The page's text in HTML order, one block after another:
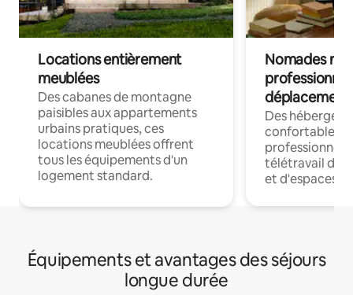
Locations entièrement
meublées
Des cabanes de montagne
paisibles aux appartements
urbains pratiques, ces
locations meublées offrent
tous les équipements d'un
logement standard.
Nomades
déplacement
Des
confortables
professionnels
télétravail
et d'espaces
Équipements et avantages des séjours
longue durée